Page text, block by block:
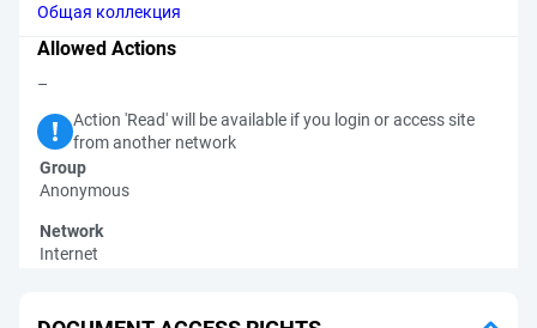
Общая коллекция
Allowed Actions
–
Action 'Read' will be available if you login or access site
from another network
Group
Anonymous
Network
Internet